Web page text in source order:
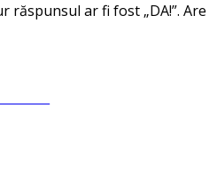
ar fi fost „DA!”. Are